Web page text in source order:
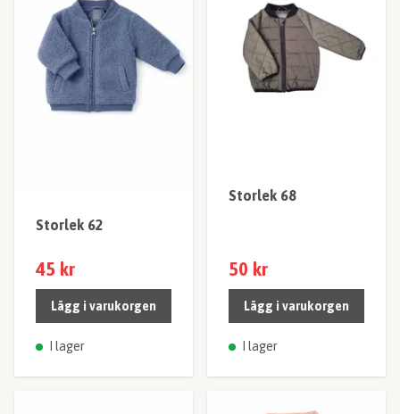
Storlek 62
45 kr
Lägg i varukorgen
I lager
Storlek 68
50 kr
Lägg i varukorgen
I lager